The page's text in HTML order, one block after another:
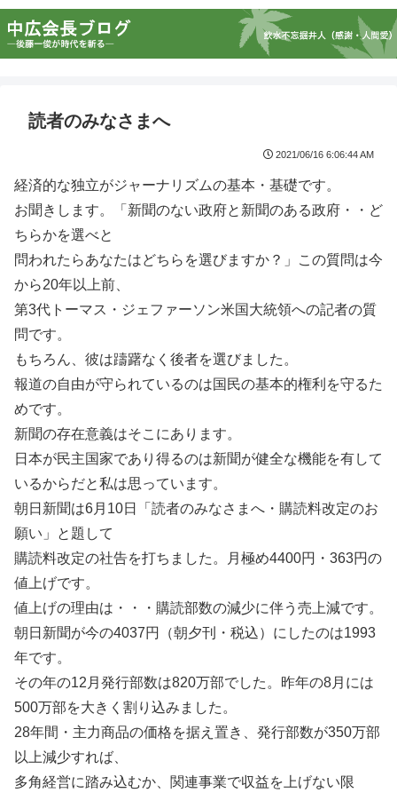
読者のみなさまへ
2021/06/16 6:06:44 AM
経済的な独立がジャーナリズムの基本・基礎です。
お聞きします。「新聞のない政府と新聞のある政府・・ど
ちらかを選べと
問われたらあなたはどちらを選びますか？」この質問は今
から20年以上前、
第3代トーマス・ジェファーソン米国大統領への記者の質
問です。
もちろん、彼は躊躇なく後者を選びました。
報道の自由が守られているのは国民の基本的権利を守るた
めです。
新聞の存在意義はそこにあります。
日本が民主国家であり得るのは新聞が健全な機能を有して
いるからだと私は思っています。
朝日新聞は6月10日「読者のみなさまへ・購読料改定のお
願い」と題して
購読料改定の社告を打ちました。月極め4400円・363円の
値上げです。
値上げの理由は・・・購読部数の減少に伴う売上減です。
朝日新聞が今の4037円（朝夕刊・税込）にしたのは1993
年です。
その年の12月発行部数は820万部でした。昨年の8月には
500万部を大きく割り込みました。
28年間・主力商品の価格を据え置き、発行部数が350万部
以上減少すれば、
多角経営に踏み込むか、関連事業で収益を上げない限